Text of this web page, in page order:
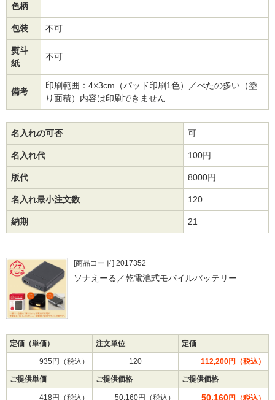
色柄
包装 不可
熨斗
紙
不可
備考
印刷範囲：4×3cm（パッド印刷1色）／べたの多い（塗
り面積）内容は印刷できません
名入れの可否 可
名入れ代 100円
版代 8000円
名入れ最小注文数 120
納期 21
[商品コード] 2017352
ソナえーる／乾電池式モバイルバッテリー
定価（単価） 注文単位 定価
935円（税込） 120 112,200円（税込）
ご提供単価 ご提供価格 ご提供価格
418円（税込） 50,160円（税込） 50,160円（税込）